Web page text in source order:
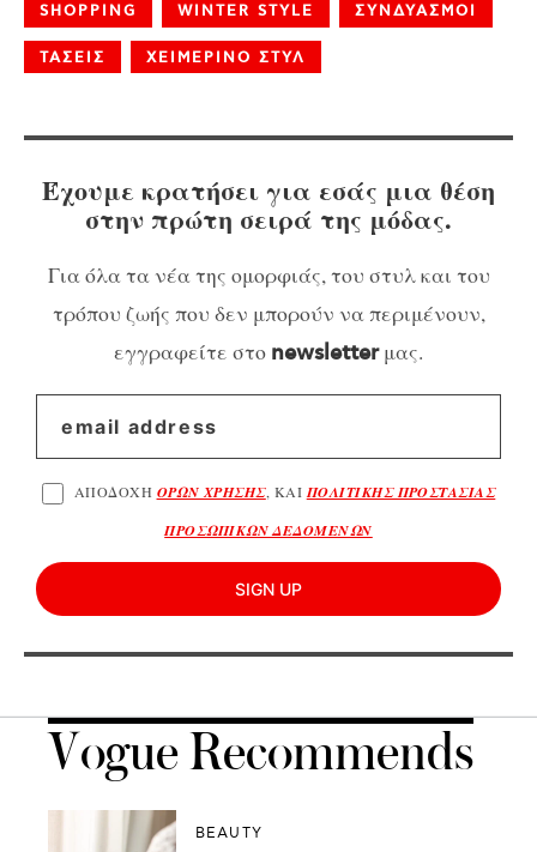
SHOPPING WINTER STYLE ΣΥΝΔΥΑΣΜΟΙ
ΤΑΣΕΙΣ ΧΕΙΜΕΡΙΝΟ ΣΤΥΛ
Έχουμε κρατήσει για εσάς μια θέση
στην πρώτη σειρά της μόδας.
Για όλα τα νέα της ομορφιάς, του στυλ και του
τρόπου ζωής που δεν μπορούν να περιμένουν,
εγγραφείτε στο newsletterμας.
ΑΠΟΔΟΧΗ ΟΡΩΝ ΧΡΗΣΗΣ, ΚΑΙΠΟΛΙΤΙΚΗΣ ΠΡΟΣΤΑΣΙΑΣ
ΠΡΟΣΩΠΙΚΩΝ ΔΕΔΟΜΕΝΩΝ
SIGN UP
Vogue Recommends
BEAUTY